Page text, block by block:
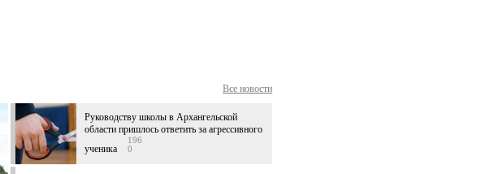
Все новости
Руководству школы в Архангельской
области пришлось ответить за агрессивного
ученика
196
0